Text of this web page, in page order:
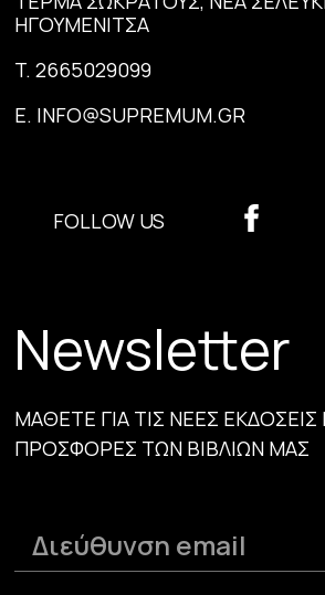
ΗΓΟΥΜΕΝΙΤΣΑ
T.2665029099
E. INFO@SUPREMUM.GR
FOLLOW US
Newsletter
ΜΑΘΕΤΕ ΓΙΑ ΤΙΣ ΝΕΕΣ ΕΚΔΟΣΕΙΣ
ΠΡΟΣΦΟΡΕΣ ΤΩΝ ΒΙΒΛΙΩΝ ΜΑΣ